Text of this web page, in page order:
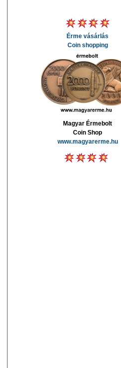
Érme vásárlás
Coin shopping
Magyar Érmebolt
Coin Shop
www.magyarerme.hu